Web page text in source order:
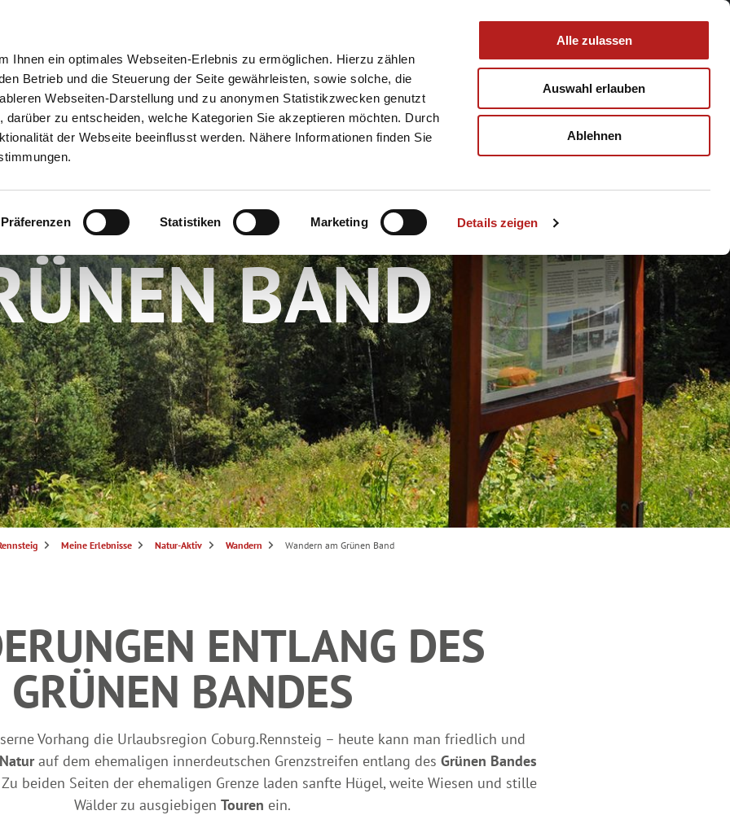
Ihnen ein optimales Webseiten-Erlebnis zu ermöglichen. Hierzu zählen
Betrieb und die Steuerung der Seite gewährleisten, sowie solche, die
Webseiten-Darstellung und zu anonymen Statistikzwecken genutzt
darüber zu entscheiden, welche Kategorien Sie akzeptieren möchten. Durch
der Webseite beeinflusst werden. Nähere Informationen finden Sie
Präferenzen Statistiken Marketing Details zeigen
Alle zulassen
Auswahl erlauben
Ablehnen
Buchen
AM
BAND
Meine Erlebnisse Natur-Aktiv Wandern Wandern am Grünen Band
ENTLANG DES
GRÜNEN BANDES
Vorhang die Urlaubsregion Coburg.Rennsteig – heute kann man friedlich und
auf dem ehemaligen innerdeutschen Grenzstreifen entlang des Grünen Bandes
beiden Seiten der ehemaligen Grenze laden sanfte Hügel, weite Wiesen und stille
Wälder zu ausgiebigen Touren ein.